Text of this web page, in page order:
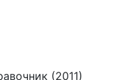
(2011)